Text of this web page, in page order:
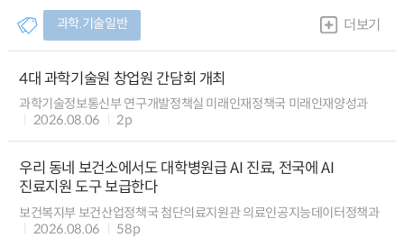
과학.기술일반 더보기
4대 과학기술원 창업원 간담회 개최
과학기술정보통신부 연구개발정책실 미래인재정책국 미래인재양성과
2026.08.06
2p
우리 동네 보건소에서도 대학병원급 AI 진료, 전국에 AI
진료지원 도구 보급한다
보건복지부 보건산업정책국 첨단의료지원관 의료인공지능데이터정책과
2026.08.06
58p